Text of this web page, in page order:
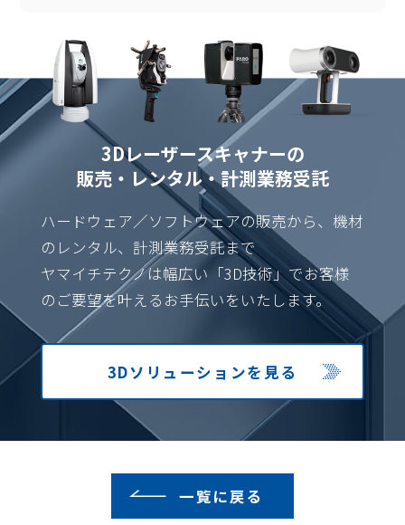
3Dレーザースキャナーの
販売・レンタル・計測業務受託
ハードウェア／ソフトウェアの販売から、機材
のレンタル、計測業務受託まで
ヤマイチテクノは幅広い「3D技術」でお客様
のご要望を叶えるお手伝いをいたします。
3Dソリューションを見る
一覧に戻る